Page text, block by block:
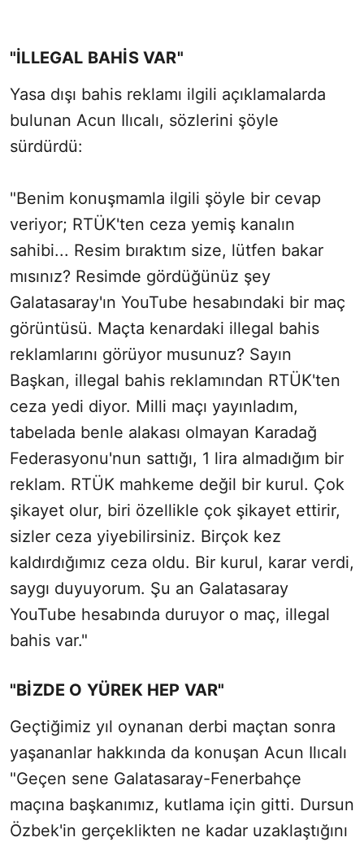
"İLLEGAL BAHİS VAR"
Yasa dışı bahis reklamı ilgili açıklamalarda
bulunan Acun Ilıcalı, sözlerini şöyle
sürdürdü:
"Benim konuşmamla ilgili şöyle bir cevap
veriyor; RTÜK'ten ceza yemiş kanalın
sahibi... Resim bıraktım size, lütfen bakar
mısınız? Resimde gördüğünüz şey
Galatasaray'ın YouTube hesabındaki bir maç
görüntüsü. Maçta kenardaki illegal bahis
reklamlarını görüyor musunuz? Sayın
Başkan, illegal bahis reklamından RTÜK'ten
ceza yedi diyor. Milli maçı yayınladım,
tabelada benle alakası olmayan Karadağ
Federasyonu'nun sattığı, 1 lira almadığım bir
reklam. RTÜK mahkeme değil bir kurul. Çok
şikayet olur, biri özellikle çok şikayet ettirir,
sizler ceza yiyebilirsiniz. Birçok kez
kaldırdığımız ceza oldu. Bir kurul, karar verdi,
saygı duyuyorum. Şu an Galatasaray
YouTube hesabında duruyor o maç, illegal
bahis var."
"BİZDE O YÜREK HEP VAR"
Geçtiğimiz yıl oynanan derbi maçtan sonra
yaşananlar hakkında da konuşan Acun Ilıcalı
"Geçen sene Galatasaray-Fenerbahçe
maçına başkanımız, kutlama için gitti. Dursun
Özbek'in gerçeklikten ne kadar uzaklaştığını